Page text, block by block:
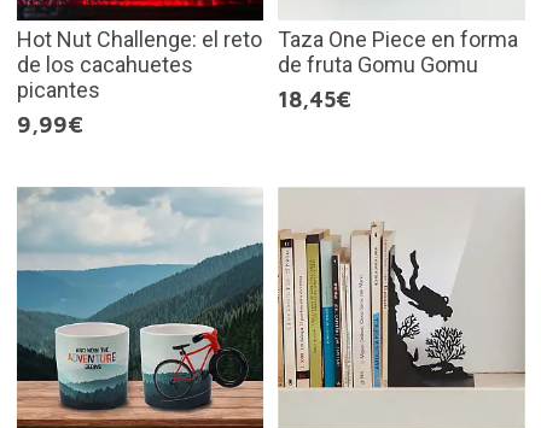
Hot Nut Challenge: el reto
de los cacahuetes
picantes
9,99€
Taza One Piece en forma
de fruta Gomu Gomu
18,45€